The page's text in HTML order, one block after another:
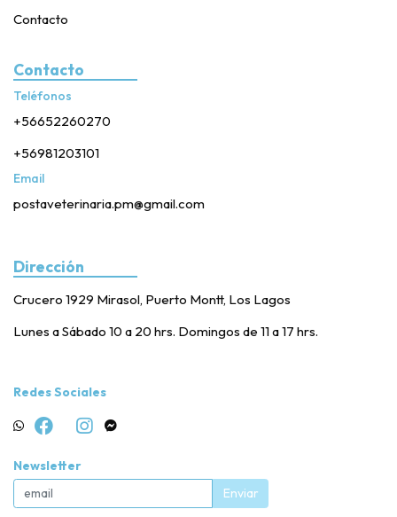
Contacto
Contacto
Teléfonos
+56652260270
+56981203101
Email
postaveterinaria.pm@gmail.com
Dirección
Crucero 1929 Mirasol, Puerto Montt, Los Lagos
Lunes a Sábado 10 a 20 hrs. Domingos de 11 a 17 hrs.
Redes Sociales
Newsletter
Enviar